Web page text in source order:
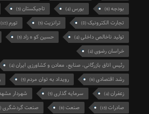
بودجه(6) بورس(4) تاجیکستان(3)
تجارت الکترونیک(8) ترانزیت(5) تورم(12)
تولید ناخالص داخلی(4) حسین کو ه زاد(5)
خراسان رضوی(4)
رئیس اتاق بازرگانی، صنایع، معادن و کشاورزی ایران(4)
رشد اقتصادی(6) رویداد به توان مردم(5)
زعفران(4) سرمایه گذاری(5) شهردار
صادرات(13) صنعت(6) صنعت گردشگری(4)